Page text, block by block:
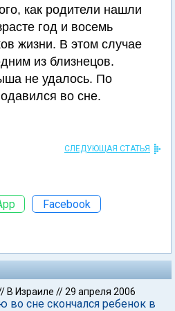
как родители нашли
год и восемь
жизни. В этом случае
из близнецов.
не удалось. По
во сне.
СЛЕДУЮЩАЯ СТАТЬЯ
Facebook
В Израиле //29 апреля 2006
сне скончался ребенок в